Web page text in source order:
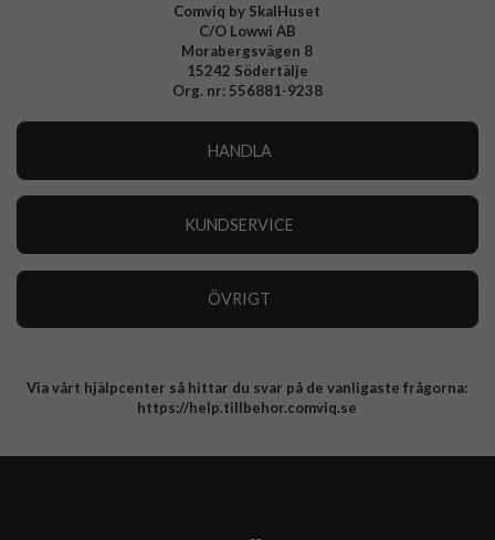
Comviq by SkalHuset
C/O Lowwi AB
Morabergsvägen 8
15242 Södertälje
Org. nr: 556881-9238
HANDLA
KUNDSERVICE
ÖVRIGT
Integritetspolicy
Via vårt hjälpcenter så hittar du svar på de vanligaste frågorna:
https://help.tillbehor.comviq.se